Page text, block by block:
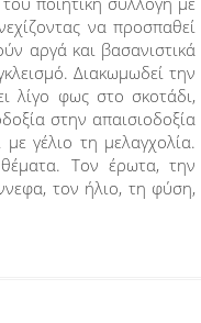
να προσπαθεί
αργά και βασανιστικά
Διακωμωδεί την
λίγο φως στο σκοτάδι,
στην απαισιοδοξία
γέλιο τη μελαγχολία.
Τον έρωτα, την
τον ήλιο, τη φύση,